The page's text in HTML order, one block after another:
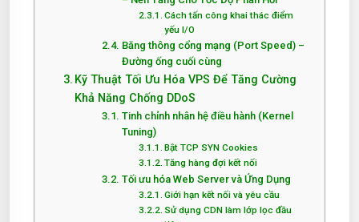
Cách tấn công khai thác điểm
yếu I/O
Băng thông cổng mạng (Port Speed) –
Đường ống cuối cùng
Kỹ Thuật Tối Ưu Hóa VPS Để Tăng Cường
Khả Năng Chống DDoS
Tinh chỉnh nhân hệ điều hành (Kernel
Tuning)
Bật TCP SYN Cookies
Tăng hàng đợi kết nối
Tối ưu hóa Web Server và Ứng Dụng
Giới hạn kết nối và yêu cầu
Sử dụng CDN làm lớp lọc đầu